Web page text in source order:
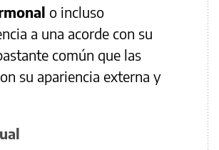
o incluso
a una acorde con su
común que las
su apariencia externa y